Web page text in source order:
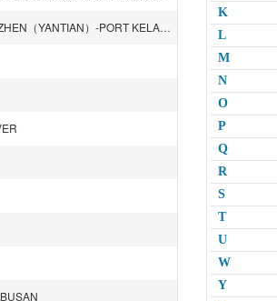
DALIAN-TIANJIN（XINGANG）-SHANGHAI-HONGKONG-SHENZHEN（YANTIAN）-PORT KELANG-SOUTHAMPTON-HAMBURG-RIGA-KLAIPEDA-ST.PETERSBURG-ANTWERP-ROTTERDAM-ZEEBRUGGE-LE HAVRE-MALTA-SHENZHEN（CHIWAN）
K
L
M
N
O
P
Q
R
S
T
U
W
Y